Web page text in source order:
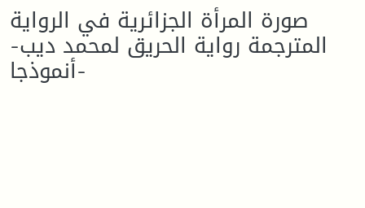
صورة المرأة الجزائرية في الرواية
المترجمة رواية الحريق لمحمد ديب-
أنموذجا-